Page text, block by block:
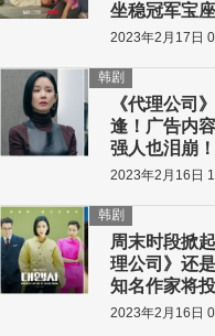
坐稳冠军宝座
2023年2月17日
《代理公司
逢！广告内
强人也泪崩！
韩剧
2023年2月16日
周末时段掀
理公司》还
知名作家将
韩剧
2023年2月16日